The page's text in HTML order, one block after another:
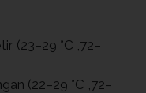
(23–29 °C ,72–
(22–29 °C ,72–